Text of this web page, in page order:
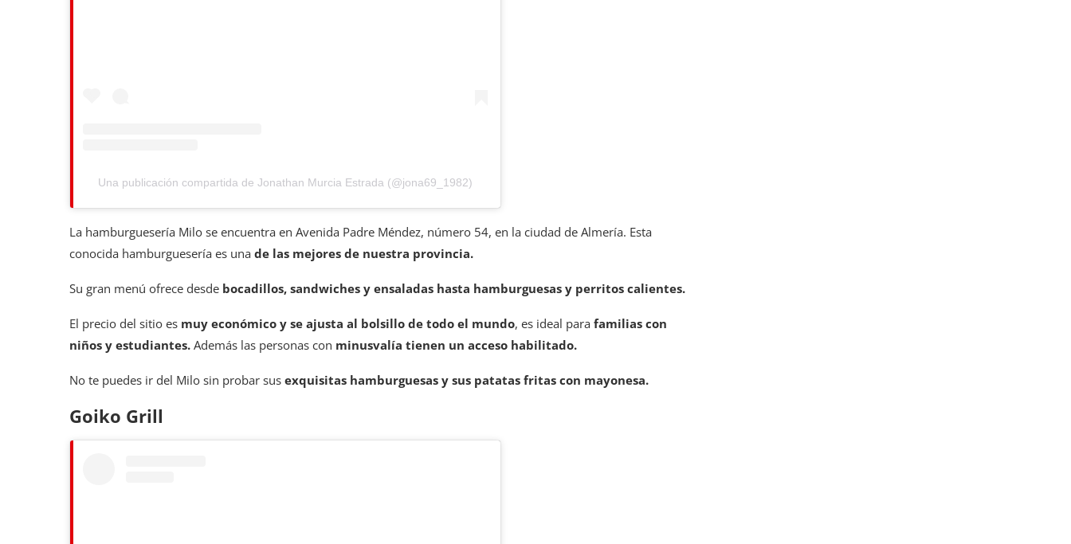
Una publicación compartida de Jonathan Murcia Estrada (@jona69_1982)
La hamburguesería Milo se encuentra en Avenida Padre Méndez, número 54, en la ciudad de Almería. Esta
conocida hamburguesería es una de las mejores de nuestra provincia.
Su gran menú ofrece desde bocadillos, sandwiches y ensaladas hasta hamburguesas y perritos calientes.
El precio del sitio es muy económico y se ajusta al bolsillo de todo el mundo, es ideal para familias con
niños y estudiantes. Además las personas con minusvalía tienen un acceso habilitado.
No te puedes ir del Milo sin probar sus exquisitas hamburguesas y sus patatas fritas con mayonesa.
Goiko Grill